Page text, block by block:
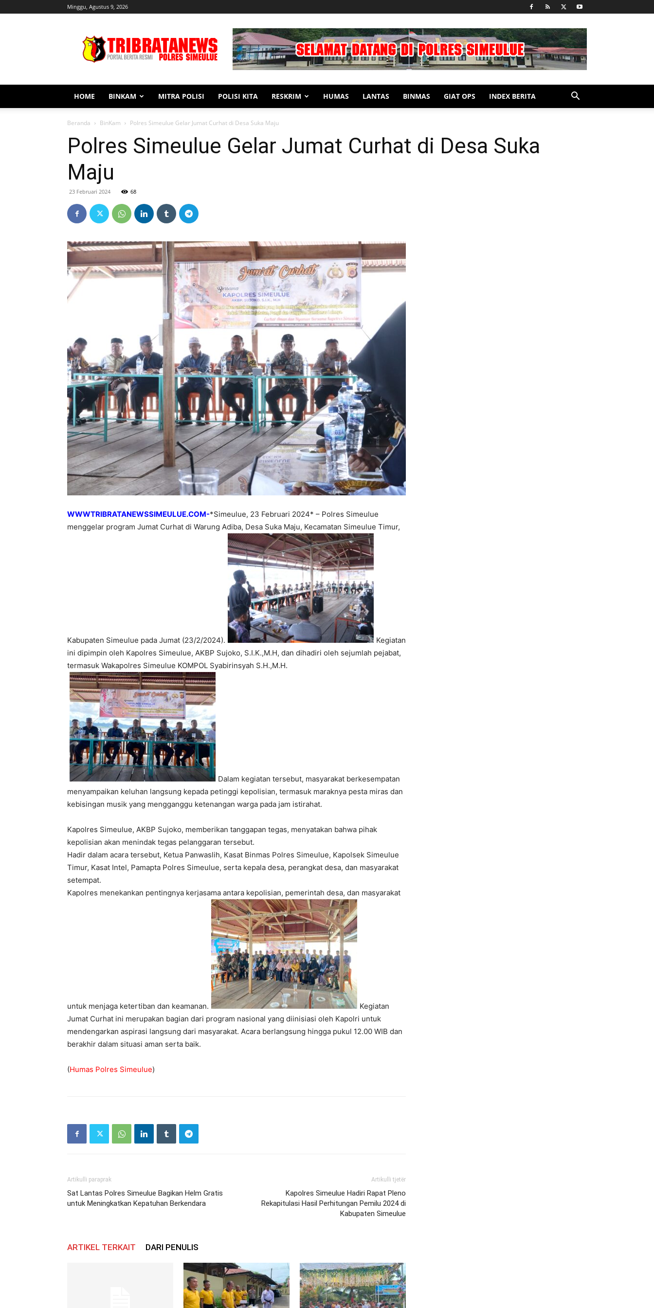
Minggu, Agustus 9, 2026
Simeulue
HOME BINKAM MITRA POLISI POLISI KITA RESKRIM HUMAS LANTAS BINMAS GIAT OPS INDEX BERITA
Beranda BinKam Polres Simeulue Gelar Jumat Curhat di Desa Suka Maju
Polres Simeulue Gelar Jumat Curhat di Desa Suka
Maju
23 Februari 2024 68
WWWTRIBRATANEWSSIMEULUE.COM-*Simeulue, 23 Februari 2024* – Polres Simeulue
menggelar program Jumat Curhat di Warung Adiba, Desa Suka Maju, Kecamatan Simeulue Timur,
Kabupaten Simeulue pada Jumat (23/2/2024).
Kegiatan
ini dipimpin oleh Kapolres Simeulue, AKBP Sujoko, S.I.K.,M.H, dan dihadiri oleh sejumlah pejabat,
termasuk Wakapolres Simeulue KOMPOL Syabirinsyah S.H.,M.H.
Dalam kegiatan tersebut, masyarakat berkesempatan
menyampaikan keluhan langsung kepada petinggi kepolisian, termasuk maraknya pesta miras dan
kebisingan musik yang mengganggu ketenangan warga pada jam istirahat.
Kapolres Simeulue, AKBP Sujoko, memberikan tanggapan tegas, menyatakan bahwa pihak
kepolisian akan menindak tegas pelanggaran tersebut.
Hadir dalam acara tersebut, Ketua Panwaslih, Kasat Binmas Polres Simeulue, Kapolsek Simeulue
Timur, Kasat Intel, Pamapta Polres Simeulue, serta kepala desa, perangkat desa, dan masyarakat
setempat.
Kapolres menekankan pentingnya kerjasama antara kepolisian, pemerintah desa, dan masyarakat
untuk menjaga ketertiban dan keamanan.
Kegiatan
Jumat Curhat ini merupakan bagian dari program nasional yang diinisiasi oleh Kapolri untuk
mendengarkan aspirasi langsung dari masyarakat. Acara berlangsung hingga pukul 12.00 WIB dan
berakhir dalam situasi aman serta baik.
(Humas Polres Simeulue)
Artikulli paraprak
Sat Lantas Polres Simeulue Bagikan Helm Gratis
untuk Meningkatkan Kepatuhan Berkendara
Artikulli tjetër
Kapolres Simeulue Hadiri Rapat Pleno
Rekapitulasi Hasil Perhitungan Pemilu 2024 di
Kabupaten Simeulue
ARTIKEL TERKAIT DARI PENULIS